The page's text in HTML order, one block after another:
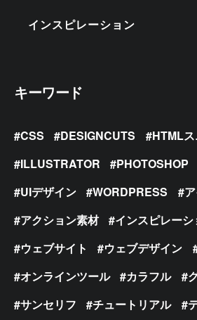
インスピレーション
キーワード
CSS DESIGNCUTS
HTMLス
ILLUSTRATOR
PHOTOSHOP
UIデザイン
WORDPRESS
アクション素材
インスピレーシ
ウェブサイト
ウェブデザイン
オンラインツール
カラフル
サンセリフ
チュートリアル